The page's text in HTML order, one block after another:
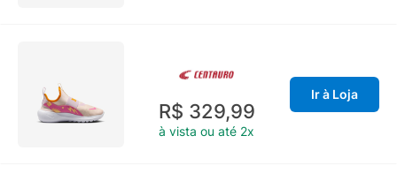
R$ 329,99
à vista ou até 2x
Ir à Loja